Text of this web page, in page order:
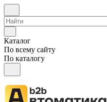
Каталог
По всему сайту
По каталогу